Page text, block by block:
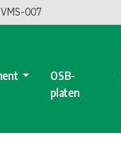
007
OSB-
platen